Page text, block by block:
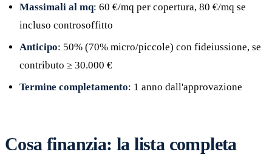
Massimali al mq: 60 €/mq per copertura, 80 €/mq se
incluso controsoffitto
Anticipo: 50% (70% micro/piccole) con fideiussione, se
contributo ≥ 30.000 €
Termine completamento: 1 anno dall'approvazione
Cosa finanzia: la lista completa